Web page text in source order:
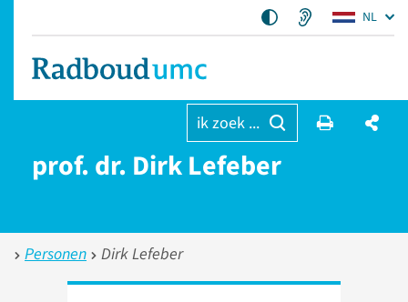
NL
ik zoek ...
prof. dr. Dirk Lefeber
Personen Dirk Lefeber